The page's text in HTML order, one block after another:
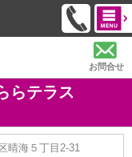
お問合せ
らテラス
晴海５丁目2-31